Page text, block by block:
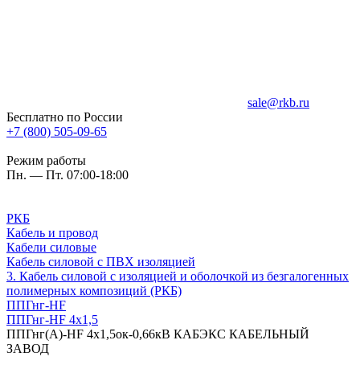
sale@rkb.ru
Бесплатно по России
+7 (800) 505-09-65
Режим работы
Пн. — Пт. 07:00-18:00
РКБ
Кабель и провод
Кабели силовые
Кабель силовой с ПВХ изоляцией
3. Кабель силовой с изоляцией и оболочкой из безгалогенных
полимерных композиций (РКБ)
ППГнг-HF
ППГнг-HF 4х1,5
ППГнг(А)-HF 4х1,5ок-0,66кВ КАБЭКС КАБЕЛЬНЫЙ
ЗАВОД